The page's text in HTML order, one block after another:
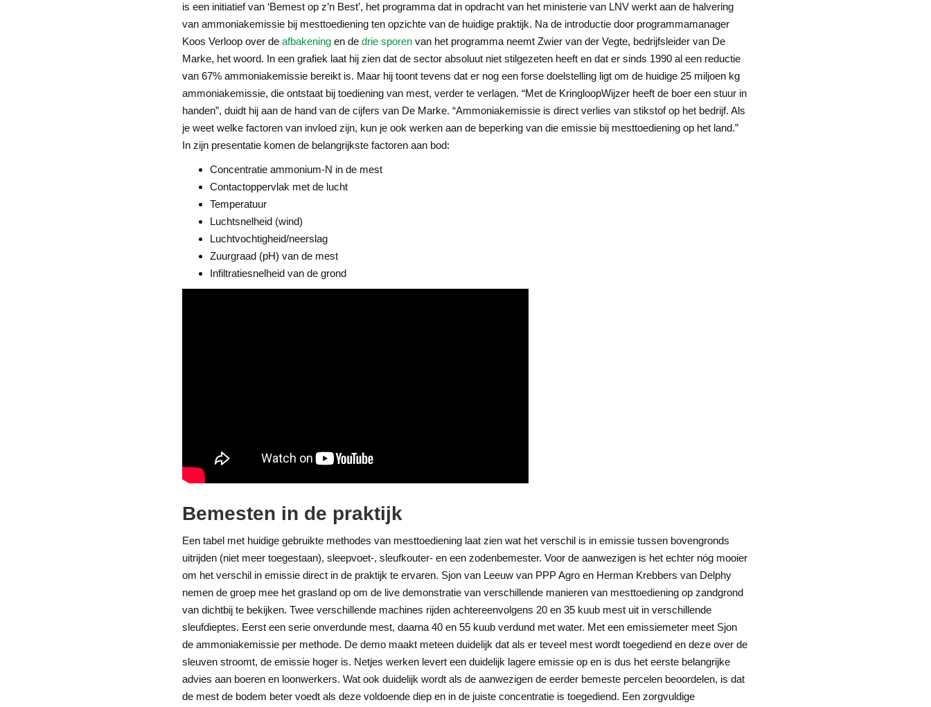
is een initiatief van ‘Bemest op z’n Best’, het programma dat in opdracht van het ministerie van LNV werkt aan de halvering
van ammoniakemissie bij mesttoediening ten opzichte van de huidige praktijk. Na de introductie door programmamanager
Koos Verloop over de afbakening en de drie sporen van het programma neemt Zwier van der Vegte, bedrijfsleider van De
Marke, het woord. In een grafiek laat hij zien dat de sector absoluut niet stilgezeten heeft en dat er sinds 1990 al een reductie
van 67% ammoniakemissie bereikt is. Maar hij toont tevens dat er nog een forse doelstelling ligt om de huidige 25 miljoen kg
ammoniakemissie, die ontstaat bij toediening van mest, verder te verlagen. “Met de KringloopWijzer heeft de boer een stuur in
handen”, duidt hij aan de hand van de cijfers van De Marke. “Ammoniakemissie is direct verlies van stikstof op het bedrijf. Als
je weet welke factoren van invloed zijn, kun je ook werken aan de beperking van die emissie bij mesttoediening op het land.”
In zijn presentatie komen de belangrijkste factoren aan bod:
Concentratie ammonium-N in de mest
Contactoppervlak met de lucht
Temperatuur
Luchtsnelheid (wind)
Luchtvochtigheid/neerslag
Zuurgraad (pH) van de mest
Infiltratiesnelheid van de grond
Bemesten in de praktijk
Een tabel met huidige gebruikte methodes van mesttoediening laat zien wat het verschil is in emissie tussen bovengronds
uitrijden (niet meer toegestaan), sleepvoet-, sleufkouter- en een zodenbemester. Voor de aanwezigen is het echter nóg mooier
om het verschil in emissie direct in de praktijk te ervaren. Sjon van Leeuw van PPP Agro en Herman Krebbers van Delphy
nemen de groep mee het grasland op om de live demonstratie van verschillende manieren van mesttoediening op zandgrond
van dichtbij te bekijken. Twee verschillende machines rijden achtereenvolgens 20 en 35 kuub mest uit in verschillende
sleufdieptes. Eerst een serie onverdunde mest, daarna 40 en 55 kuub verdund met water. Met een emissiemeter meet Sjon
de ammoniakemissie per methode. De demo maakt meteen duidelijk dat als er teveel mest wordt toegediend en deze over de
sleuven stroomt, de emissie hoger is. Netjes werken levert een duidelijk lagere emissie op en is dus het eerste belangrijke
advies aan boeren en loonwerkers. Wat ook duidelijk wordt als de aanwezigen de eerder bemeste percelen beoordelen, is dat
de mest de bodem beter voedt als deze voldoende diep en in de juiste concentratie is toegediend. Een zorgvuldige